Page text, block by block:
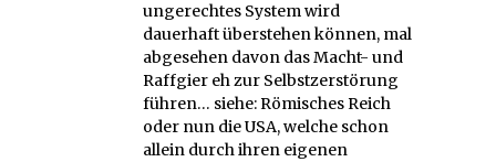
ungerechtes System wird
dauerhaft überstehen können, mal
abgesehen davon das Macht- und
Raffgier eh zur Selbstzerstörung
führen… siehe: Römisches Reich
oder nun die USA, welche schon
allein durch ihren eigenen